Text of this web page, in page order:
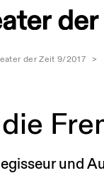
der Zeit 9/2017 >
und